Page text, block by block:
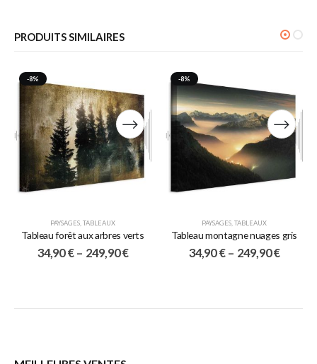
PRODUITS SIMILAIRES
-8%
PAYSAGES TABLEAUX
Tableau forêt aux arbres verts
34,90€ – 249,90€
-8%
PAYSAGES TABLEAUX
Tableau montagne nuages gris
34,90€ – 249,90€